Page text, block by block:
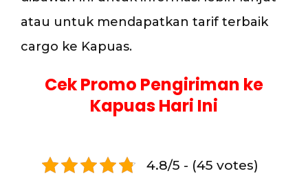
atau untuk mendapatkan tarif terbaik
cargo ke Kapuas.
Cek Promo Pengiriman ke
Kapuas Hari Ini
4.8/5 - (45 votes)